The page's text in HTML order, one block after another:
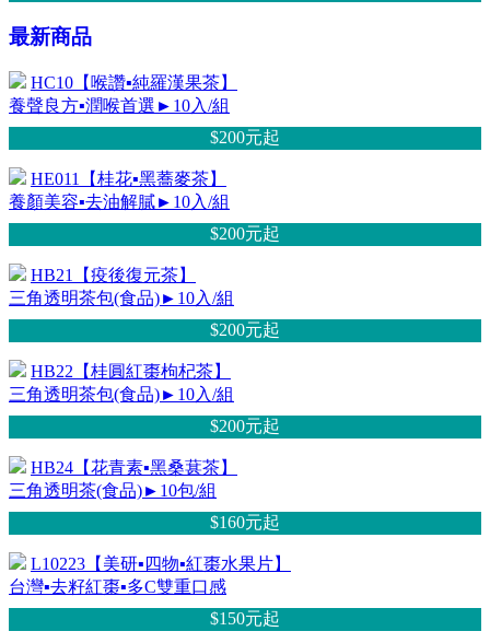
最新商品
HC10【喉讚▪純羅漢果茶】
養聲良方▪潤喉首選►10入/組
$200元起
HE011【桂花▪黑蕎麥茶】
養顏美容▪去油解膩►10入/組
$200元起
HB21【疫後復元茶】
三角透明茶包(食品)►10入/組
$200元起
HB22【桂圓紅棗枸杞茶】
三角透明茶包(食品)►10入/組
$200元起
HB24【花青素▪黑桑葚茶】
三角透明茶(食品)►10包/組
$160元起
L10223【美研▪四物▪紅棗水果片】
台灣▪去籽紅棗▪多C雙重口感
$150元起